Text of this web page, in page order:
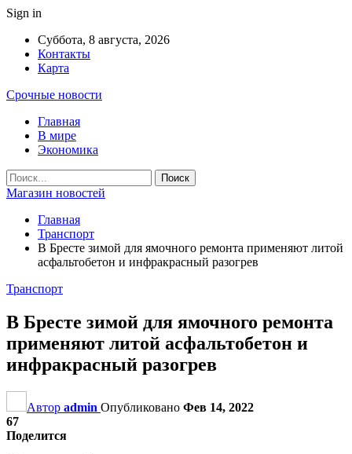
Sign in
Суббота, 8 августа, 2026
Контакты
Карта
Срочные новости
Главная
В мире
Экономика
Магазин новостей
Главная
Транспорт
В Бресте зимой для ямочного ремонта применяют литой
асфальтобетон и инфракрасный разогрев
Транспорт
В Бресте зимой для ямочного ремонта
применяют литой асфальтобетон и
инфракрасный разогрев
Автор admin Опубликовано Фев 14, 2022
67
Поделится